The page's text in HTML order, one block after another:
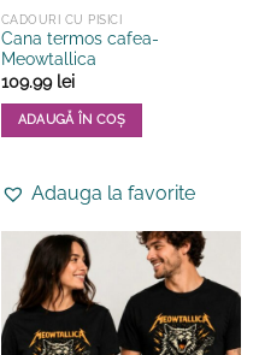
CADOURI CU PISICI
Cana termos cafea-
Meowtallica
109.99 lei
ADAUGĂ ÎN COȘ
Adauga la favorite